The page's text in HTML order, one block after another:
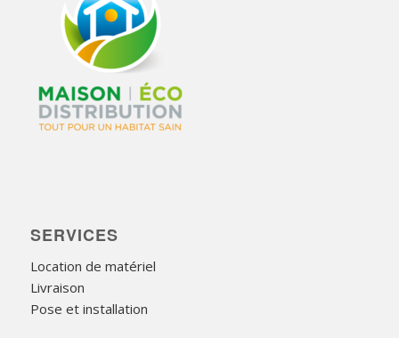
SERVICES
Location de matériel
Livraison
Pose et installation